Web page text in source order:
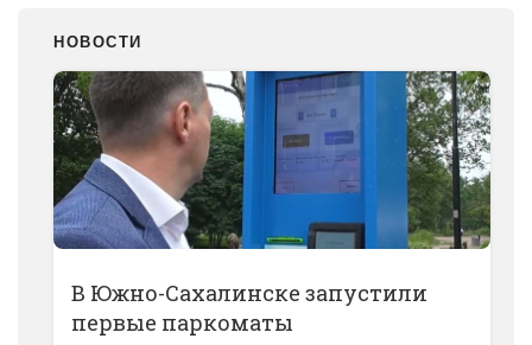
НОВОСТИ
В Южно-Сахалинске запустили
первые паркоматы